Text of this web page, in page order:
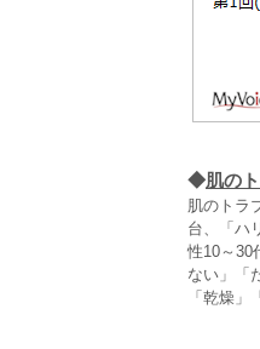
◆肌の
肌のトラ
台、「ハ
性10～30
ない」「
「乾燥